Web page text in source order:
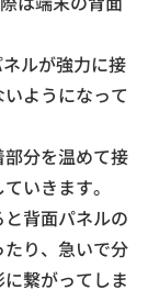
ルが強力に接
ようになって
分を温めて接
いきます。
背面パネルの
り、急いで分
繋がってしま